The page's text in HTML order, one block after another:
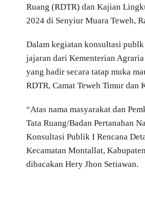
Ruang (RDTR) dan Kajian
2024 di Senyiur Muara Teweh,
Dalam kegiatan konsultasi
jajaran dari Kementerian
yang hadir secara tatap muka
RDTR, Camat Teweh Timur dan
“Atas nama masyarakat dan
Tata Ruang/Badan Pertanahan
Konsultasi Publik I Rencana
Kecamatan Montallat,
dibacakan Hery Jhon Setiawan.